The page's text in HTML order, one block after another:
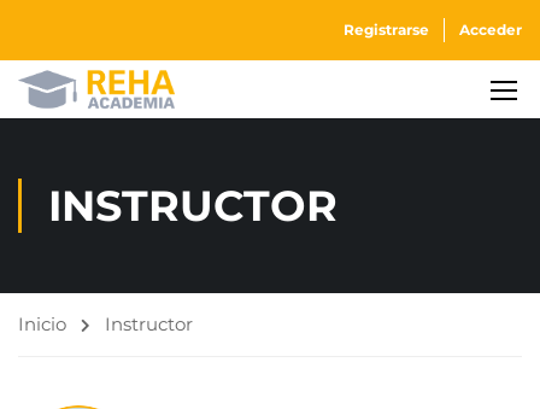
Registrarse Acceder
INSTRUCTOR
Inicio Instructor